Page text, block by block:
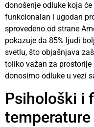
donošenje odluke koja
funkcionalan i ugodan
sprovedeno od strane
pokazuje da 85% ljudi
svetlu, što objašnjava
toliko važan za
donosimo odluke u vezi
Psihološki i